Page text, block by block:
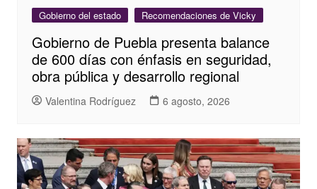
Gobierno del estado Recomendaciones de Vicky
Gobierno de Puebla presenta balance
de 600 días con énfasis en seguridad,
obra pública y desarrollo regional
Valentina Rodríguez 6 agosto, 2026